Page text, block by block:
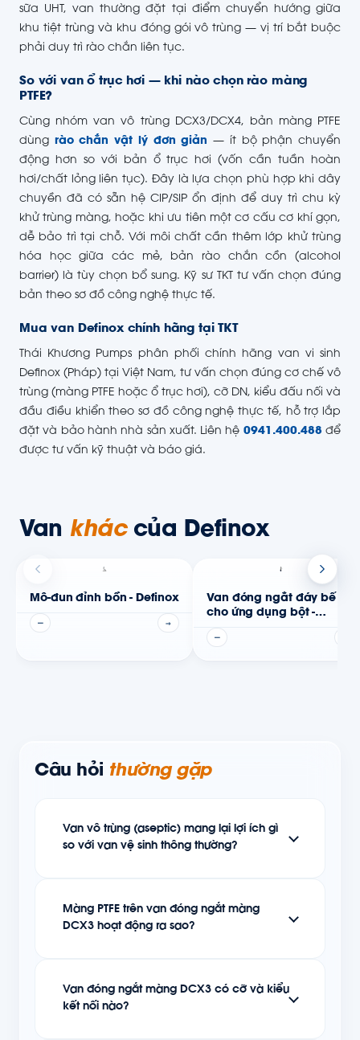
sữa UHT, van thường đặt tại điểm chuyển hướng giữa
khu tiệt trùng và khu đóng gói vô trùng — vị trí bắt buộc
phải duy trì rào chắn liên tục.
So với van ổ trục hơi — khi nào chọn rào màng
PTFE?
Cùng nhóm van vô trùng DCX3/DCX4, bản màng PTFE
dùng rào chắn vật lý đơn giản — ít bộ phận chuyển
động hơn so với bản ổ trục hơi (vốn cần tuần hoàn
hơi/chất lỏng liên tục). Đây là lựa chọn phù hợp khi dây
chuyền đã có sẵn hệ CIP/SIP ổn định để duy trì chu kỳ
khử trùng màng, hoặc khi ưu tiên một cơ cấu cơ khí gọn,
dễ bảo trì tại chỗ. Với môi chất cần thêm lớp khử trùng
hóa học giữa các mẻ, bản rào chắn cồn (alcohol
barrier) là tùy chọn bổ sung. Kỹ sư TKT tư vấn chọn đúng
bản theo sơ đồ công nghệ thực tế.
Mua van Definox chính hãng tại TKT
Thái Khương Pumps phân phối chính hãng van vi sinh
Definox (Pháp) tại Việt Nam, tư vấn chọn đúng cơ chế vô
trùng (màng PTFE hoặc ổ trục hơi), cỡ DN, kiểu đấu nối và
đầu điều khiển theo sơ đồ công nghệ thực tế, hỗ trợ lắp
đặt và bảo hành nhà sản xuất. Liên hệ 0941.400.488 để
được tư vấn kỹ thuật và báo giá.
Van kháccủa Definox
Mô-đun đỉnh bồn - Definox
— →
Van đóng ngắt đáy bể
cho ứng dụng bột -
Definox
—
Câu hỏi thường gặp
Van vô trùng (aseptic) mang lại lợi ích gì
so với van vệ sinh thông thường?
Màng PTFE trên van đóng ngắt màng
DCX3 hoạt động ra sao?
Van đóng ngắt màng DCX3 có cỡ và kiểu
kết nối nào?